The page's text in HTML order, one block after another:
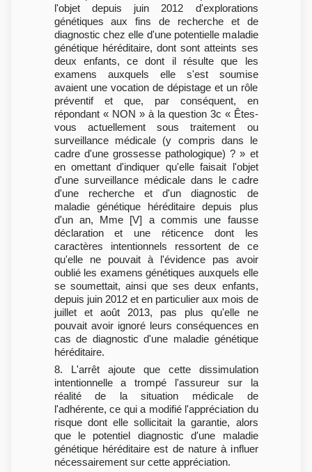
l'objet depuis juin 2012 d'explorations
génétiques aux fins de recherche et de
diagnostic chez elle d'une potentielle maladie
génétique héréditaire, dont sont atteints ses
deux enfants, ce dont il résulte que les
examens auxquels elle s'est soumise
avaient une vocation de dépistage et un rôle
préventif et que, par conséquent, en
répondant « NON » à la question 3c « Êtes-
vous actuellement sous traitement ou
surveillance médicale (y compris dans le
cadre d'une grossesse pathologique) ? » et
en omettant d'indiquer qu'elle faisait l'objet
d'une surveillance médicale dans le cadre
d'une recherche et d'un diagnostic de
maladie génétique héréditaire depuis plus
d'un an, Mme [V] a commis une fausse
déclaration et une réticence dont les
caractères intentionnels ressortent de ce
qu'elle ne pouvait à l'évidence pas avoir
oublié les examens génétiques auxquels elle
se soumettait, ainsi que ses deux enfants,
depuis juin 2012 et en particulier aux mois de
juillet et août 2013, pas plus qu'elle ne
pouvait avoir ignoré leurs conséquences en
cas de diagnostic d'une maladie génétique
héréditaire.
8. L'arrêt ajoute que cette dissimulation
intentionnelle a trompé l'assureur sur la
réalité de la situation médicale de
l'adhérente, ce qui a modifié l'appréciation du
risque dont elle sollicitait la garantie, alors
que le potentiel diagnostic d'une maladie
génétique héréditaire est de nature à influer
nécessairement sur cette appréciation.